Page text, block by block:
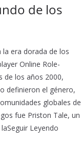
de los
la era dorada de los
Online Role-
de los años 2000,
definieron el género,
globales de
fue Priston Tale, un
Leyendo